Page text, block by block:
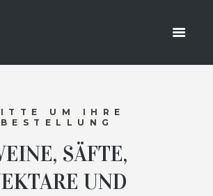
UM IHRE
BESTELLUNG
SÄFTE,
UND